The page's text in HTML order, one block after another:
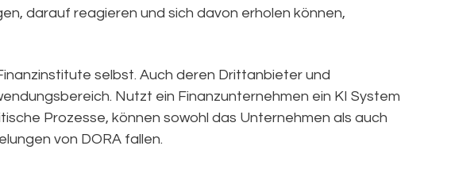
darauf reagieren und sich davon erholen können,
selbst. Auch deren Drittanbieter und
Nutzt ein Finanzunternehmen ein KI System
Prozesse, können sowohl das Unternehmen als auch
von DORA fallen.